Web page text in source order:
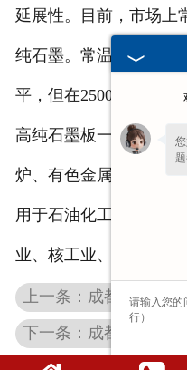
延展性。目前，市场上
纯石墨。常温状态下
平，但在2500度以内，
高纯石墨板一般工艺用
炉、有色金属炉等矿热
用于石油化工设备、核
业、核工业、模具加工